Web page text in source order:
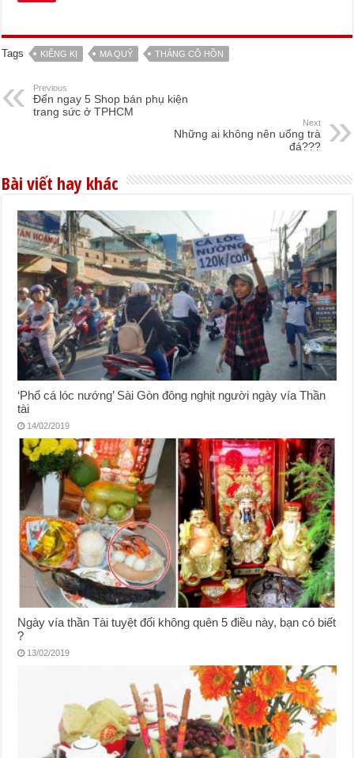
Tags KIÊNG KỊ MA QUỶ THÁNG CÔ HỒN
Previous
Đến ngay 5 Shop bán phụ kiện
trang sức ở TPHCM
Next
Những ai không nên uống trà
đá???
Bài viết hay khác
‘Phố cá lóc nướng’ Sài Gòn đông nghịt người ngày vía Thần
tài
14/02/2019
Ngày vía thần Tài tuyệt đối không quên 5 điều này, bạn có biết
?
13/02/2019